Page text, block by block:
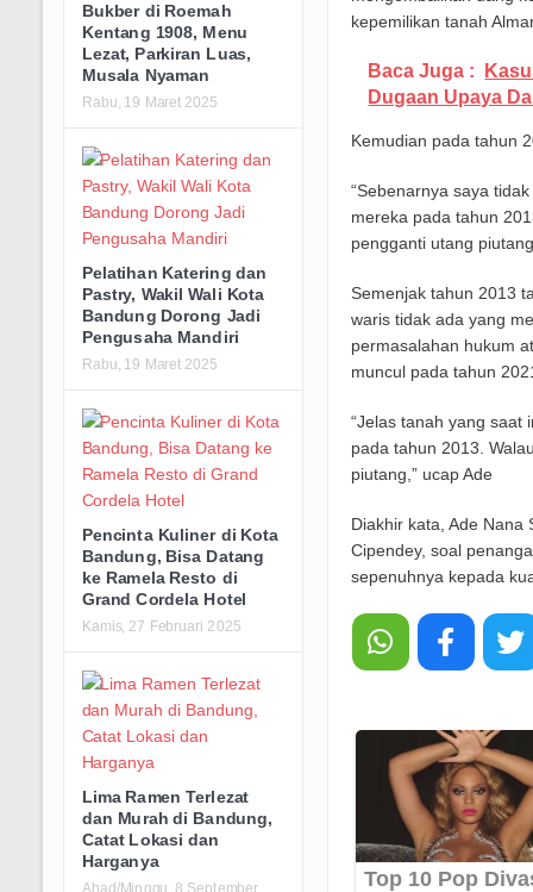
kepemilikan tanah
Baca Juga :
Dugaan Upaya
Kemudian pada tahun
“Sebenarnya saya
mereka pada tahun
pengganti utang
Semenjak tahun 2013
waris tidak ada yang
permasalahan hukum
muncul pada tahun
“Jelas tanah yang saat
pada tahun 2013.
piutang,” ucap Ade
Diakhir kata, Ade
Cipendey, soal
sepenuhnya kepada
Bukber di Roemah
Kentang 1908, Menu
Lezat, Parkiran Luas,
Musala Nyaman
Rabu, 19 Maret 2025
Pelatihan Katering dan
Pastry, Wakil Wali Kota
Bandung Dorong Jadi
Pengusaha Mandiri
Rabu, 19 Maret 2025
Pencinta Kuliner di Kota
Bandung, Bisa Datang
ke Ramela Resto di
Grand Cordela Hotel
Kamis, 27 Februari 2025
Lima Ramen Terlezat
dan Murah di Bandung,
Catat Lokasi dan
Harganya